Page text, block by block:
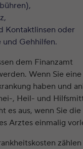
Kontaktlinsen oder
und Gehhilfen.
dem Finanzamt
Wenn Sie eine
haben und
, Heil- und
es aus, wenn Sie die
Arztes einmalig
zählen